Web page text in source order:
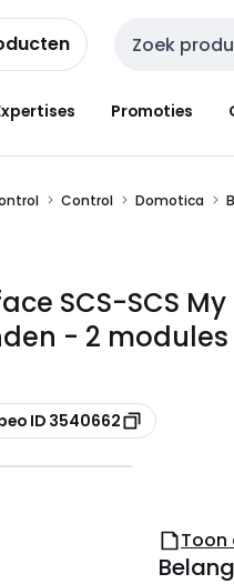
Zoekveld invoer
Promoties
Control Domotica
SCS-SCS
- 2 modules
ID 3540662